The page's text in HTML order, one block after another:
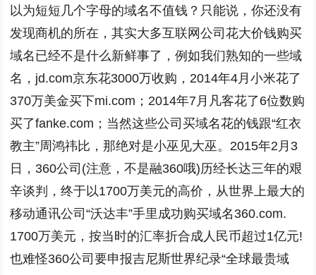
以为短短几个字母的域名不值钱？只能说，你还没有
发现商机的所在，其实大多互联网公司花大价钱购买
域名已经不是什么新鲜事了，例如我们熟知的一些域
名，jd.com京东花3000万收购，2014年4月小米花了
370万美金买下mi.com；2014年7月凡客花了6位数购
买了fanke.com；当然这些公司买域名花的钱跟“红衣
教主”周鸿祎比，那绝对是小巫见大巫。2015年2月3
日，360公司(注意，不是融360哦)历经长达三年的艰
辛谈判，终于以1700万美元的高价，从世界上最大的
移动通讯公司“沃达丰”手里成功购买域名360.com.
1700万美元，按当时的汇率折合成人民币超过1亿元!
也难怪360公司要申报吉尼斯世界纪录“全球最贵域